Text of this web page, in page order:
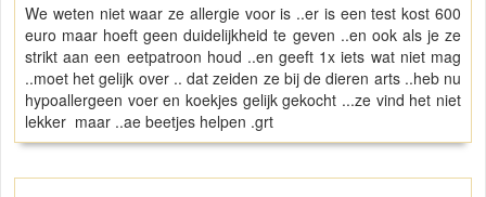
We weten niet waar ze allergie voor is ..er is een test kost 600
euro maar hoeft geen duidelijkheid te geven ..en ook als je ze
strikt aan een eetpatroon houd ..en geeft 1x iets wat niet mag
..moet het gelijk over .. dat zeiden ze bij de dieren arts ..heb nu
hypoallergeen voer en koekjes gelijk gekocht ...ze vind het niet
lekker maar ..ae beetjes helpen .grt